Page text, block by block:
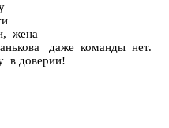
жена
даже команды нет.
в доверии!